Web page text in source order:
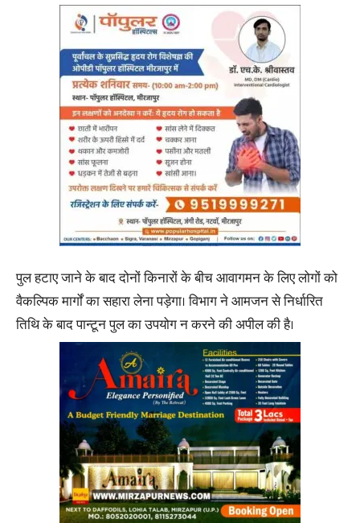
पुल हटाए जाने के बाद दोनों किनारों के बीच आवागमन के लिए लोगों को
वैकल्पिक मार्गों का सहारा लेना पड़ेगा। विभाग ने आमजन से निर्धारित
तिथि के बाद पान्टून पुल का उपयोग न करने की अपील की है।